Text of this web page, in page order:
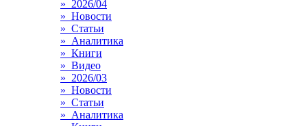
» 2026/04
» Новости
» Статьи
» Аналитика
» Книги
» Видео
» 2026/03
» Новости
» Статьи
» Аналитика